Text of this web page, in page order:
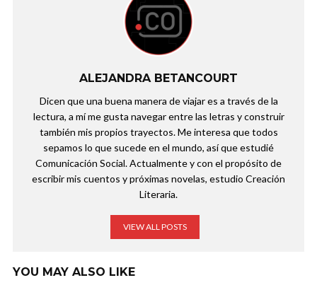
ALEJANDRA BETANCOURT
Dicen que una buena manera de viajar es a través de la
lectura, a mí me gusta navegar entre las letras y construir
también mis propios trayectos. Me interesa que todos
sepamos lo que sucede en el mundo, así que estudié
Comunicación Social. Actualmente y con el propósito de
escribir mis cuentos y próximas novelas, estudio Creación
Literaria.
VIEW ALL POSTS
YOU MAY ALSO LIKE